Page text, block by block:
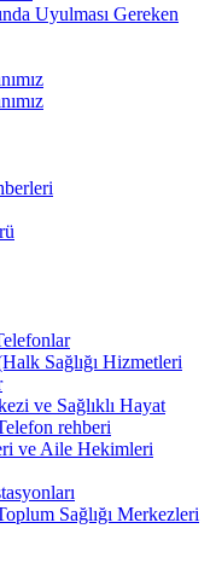
Uyulması Gereken
Sağlığı Hizmetleri
ve Sağlıklı Hayat
rehberi
ve Aile Hekimleri
Sağlığı Merkezleri